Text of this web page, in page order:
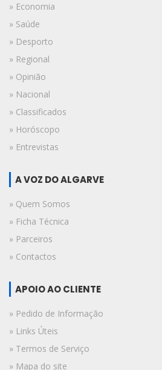
» Economia
» Saúde
» Desporto
» Regional
» Opinião
» Nacional
» Classificados
» Horóscopo
» Entrevistas
A VOZ DO ALGARVE
» Quem Somos
» Ficha Técnica
» Parceiros
» Contactos
APOIO AO CLIENTE
» Pedido de Informação
» Links Úteis
» Termos de Serviço
» Mapa do site